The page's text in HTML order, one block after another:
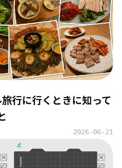
旅行に行くときに知って
2026-06-21